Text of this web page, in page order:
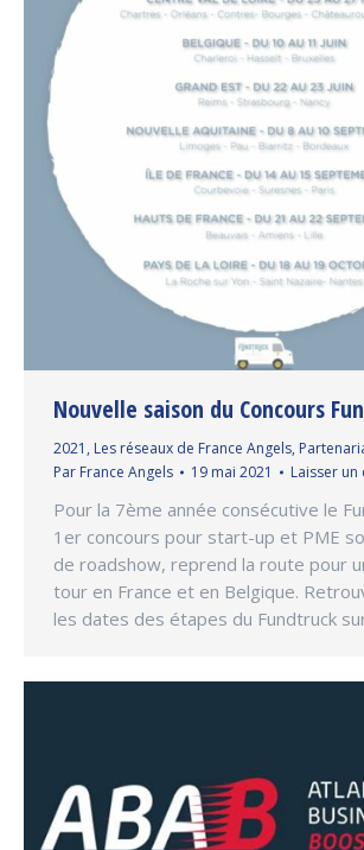
Nouvelle saison du Concours
2021 , Les réseaux de France Angels,
Par France Angels 19 mai 2021 Laisser
Pour la 7ème année consécutive le
1er concours pour start-up et PME
de roadshow, reprend la route pour
tour en France et en Belgique.
les dates des étapes du Fundtruck